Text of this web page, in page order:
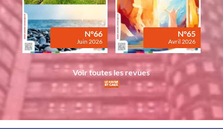
N°66
Juin 2026
N°65
Avril 2026
Voir toutes les revues